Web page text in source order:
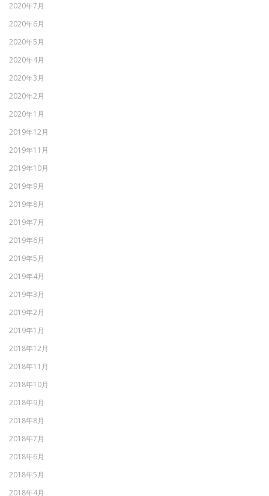
2020年7月
2020年6月
2020年5月
2020年4月
2020年3月
2020年2月
2020年1月
2019年12月
2019年11月
2019年10月
2019年9月
2019年8月
2019年7月
2019年6月
2019年5月
2019年4月
2019年3月
2019年2月
2019年1月
2018年12月
2018年11月
2018年10月
2018年9月
2018年8月
2018年7月
2018年6月
2018年5月
2018年4月